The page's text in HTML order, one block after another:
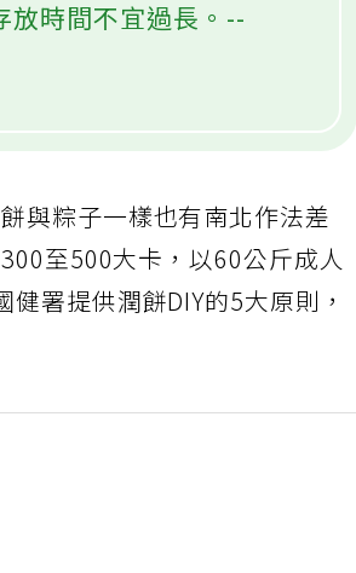
放時間不宜過長。--
與粽子一樣也有南北作法差
至500大卡，以60公斤成人
署提供潤餅DIY的5大原則，